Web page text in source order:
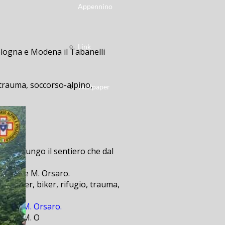
Appennino
Link
Wallpaper
e Modena il Tabanelli
soccorso-alpino,
che, lungo il sentiero che dal
saer, biker, rifugio, trauma,
M. Orsaro.
M. O